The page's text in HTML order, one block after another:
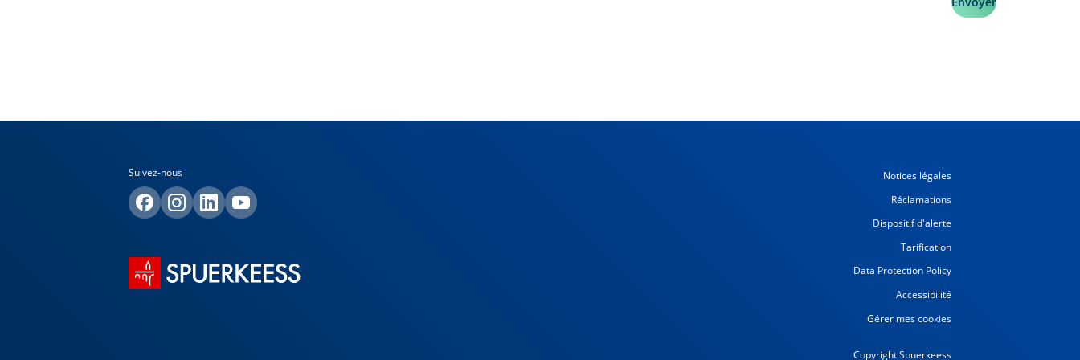
Suivez-nous
Notices légales
Réclamations
Dispositif d'alerte
Tarification
Data Protection Policy
Accessibilité
Gérer mes cookies
Copyright Spuerkeess